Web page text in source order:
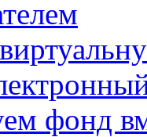
фонд